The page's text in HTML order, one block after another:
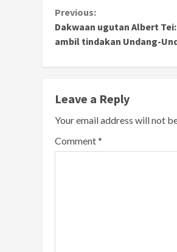
Continue
Reading
Previous:
Dakwaan ugutan Albert
ambil tindakan Undang-
Leave a Reply
Your email address will not
Comment*